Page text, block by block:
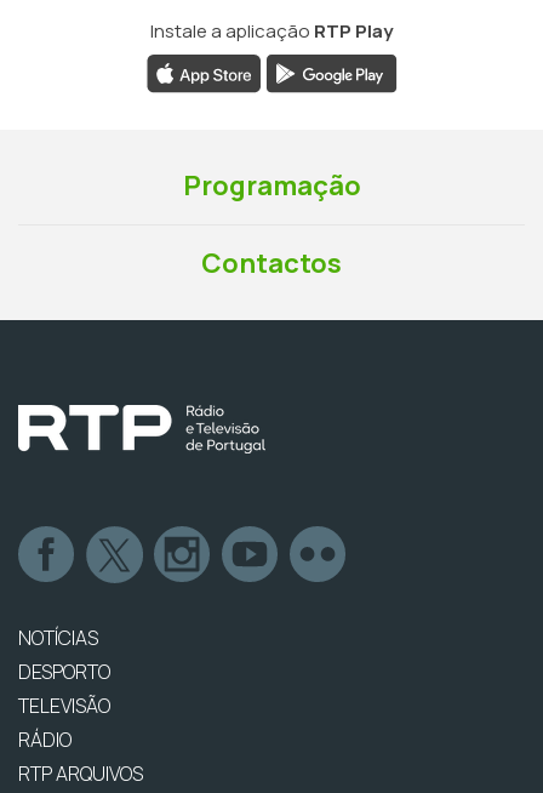
Instale a aplicação RTP Play
Programação
Contactos
NOTÍCIAS
DESPORTO
TELEVISÃO
RÁDIO
RTP ARQUIVOS